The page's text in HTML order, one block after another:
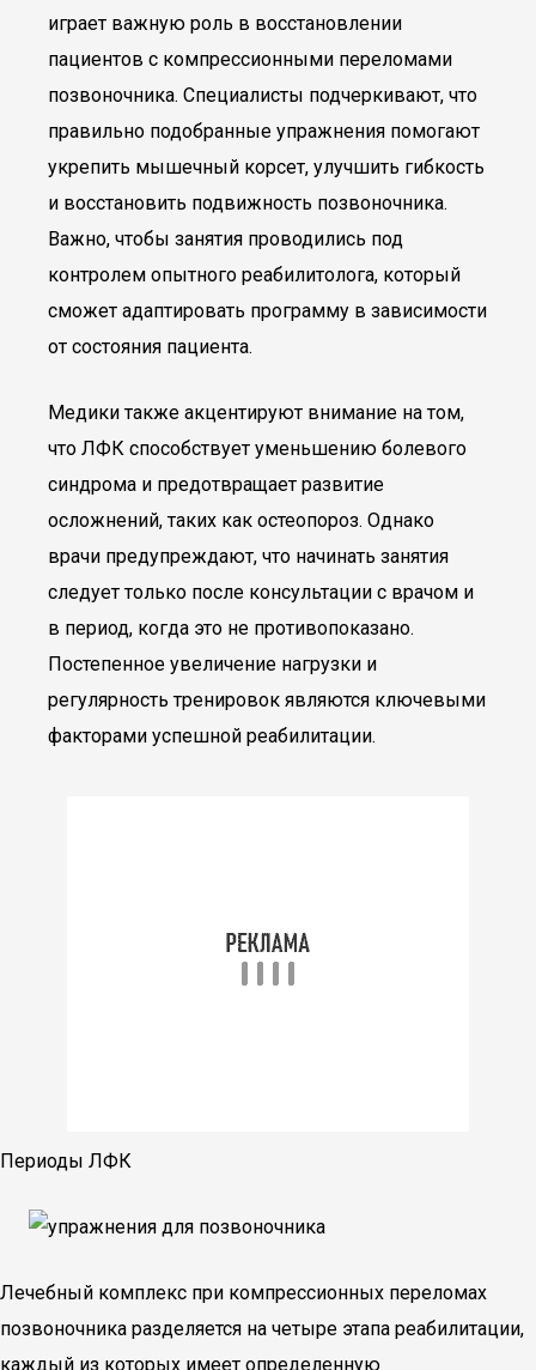
играет важную роль в восстановлении
пациентов с компрессионными переломами
позвоночника. Специалисты подчеркивают, что
правильно подобранные упражнения помогают
укрепить мышечный корсет, улучшить гибкость
и восстановить подвижность позвоночника.
Важно, чтобы занятия проводились под
контролем опытного реабилитолога, который
сможет адаптировать программу в зависимости
от состояния пациента.
Медики также акцентируют внимание на том,
что ЛФК способствует уменьшению болевого
синдрома и предотвращает развитие
осложнений, таких как остеопороз. Однако
врачи предупреждают, что начинать занятия
следует только после консультации с врачом и
в период, когда это не противопоказано.
Постепенное увеличение нагрузки и
регулярность тренировок являются ключевыми
факторами успешной реабилитации.
Периоды ЛФК
Лечебный комплекс при компрессионных переломах
позвоночника разделяется на четыре этапа реабилитации,
каждый из которых имеет определенную